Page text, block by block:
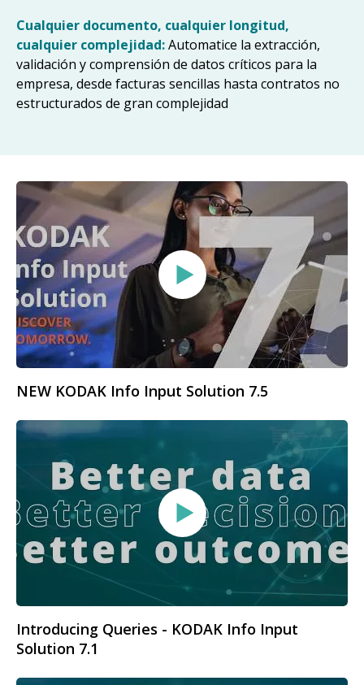
Cualquier documento, cualquier longitud,
cualquier complejidad:Automatice la extracción,
validación y comprensión de datos críticos para la
empresa, desde facturas sencillas hasta contratos no
estructurados de gran complejidad
NEW KODAK Info Input Solution 7.5
Introducing Queries - KODAK Info Input
Solution 7.1